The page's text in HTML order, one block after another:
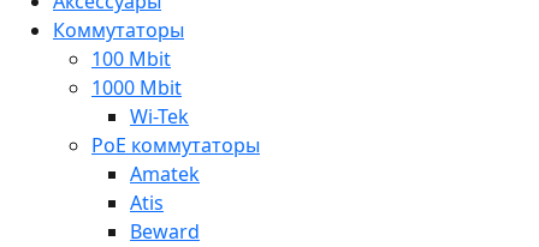
Коммутаторы
100 Mbit
1000 Mbit
Wi-Tek
PoE коммутаторы
Amatek
Atis
Beward